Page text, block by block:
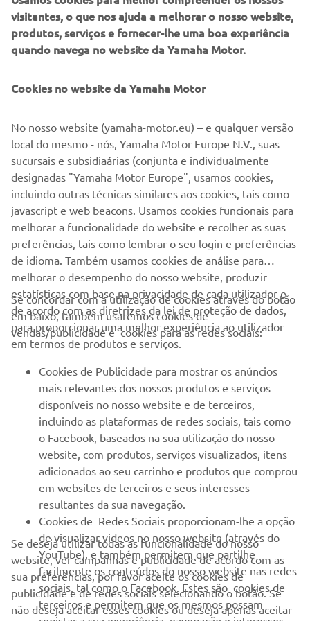
SABER MAIS
©Yamaha Motor Europe N.V. / Yamaha Motor Co., Ltd.
podem ser utilizadas para fins comerciais ou não
comerciais sem o consentimento prévio por escrito da
Yamaha Motor Europe N.V. e/ou da Yamaha Motor Co.,
Ltd.
Conduza sempre de forma segura e cumpra toda a
legislação rodoviária local.
EMPRESA
MAIS YAMAHA
SERVIÇO E SUPORTE
NEWSLETTER
Seja o primeiro a saber das últimas ofertas, eventos especiais,
novos lançamentos e muito mais
SUBSCREVER
visitantes, o que nos ajuda a melhorar o nosso website,
produtos, serviços e fornecer-lhe uma boa experiência
quando navega no website da Yamaha Motor.
Cookies no website da Yamaha Motor
No nosso website (yamaha-motor.eu) – e qualquer versão
local do mesmo - nós, Yamaha Motor Europe N.V., suas
sucursais e subsidiaárias (conjunta e individualmente
designadas "Yamaha Motor Europe", usamos cookies,
incluindo outras técnicas similares aos cookies, tais como
javascript e web beacons. Usamos cookies funcionais para
melhorar a funcionalidade do website e recolher as suas
preferências, tais como lembrar o seu login e preferências
de idioma. Também usamos cookies de análise para
melhorar o desempenho do nosso website, produzir
estatísticas com base na privacidade de cada utilizador e
de acordo com as diretrizes da lei de proteção de dados,
para proporcionar uma melhor experiência ao utilizador
em termos de produtos e serviços.
Se concordar com a utilização de cookies através do botão
em baixo, também usaremos cookies de
vendas/publicidade e cookies para as redes sociais:
Cookies de Publicidade para mostrar os anúncios
mais relevantes dos nossos produtos e serviços
disponíveis no nosso website e de terceiros,
incluindo as plataformas de redes sociais, tais como
o Facebook, baseados na sua utilização do nosso
website, com produtos, serviços visualizados, itens
adicionados ao seu carrinho e produtos que comprou
em websites de terceiros e seus interesses
resultantes da sua navegação.
Cookies de Redes Sociais proporcionam-lhe a opção
de visualizar videos no nosso website (através do
YouTube), e também permitem que partilhe
facilmente os conteúdos do nosso website nas redes
sociais, tal como o Facebook. Estes são cookies de
terceiros e permitem que os mesmos possam
Se deseja utilizar todas as funcionalidade do nosso
website, ver campanhas e publicidade de acordo com as
sua preferências, por favor aceite os cookies de
publicidade e de redes sociais selecionando o botão. Se
não deseja aceitar esses cookies ou deseja apenas aceitar